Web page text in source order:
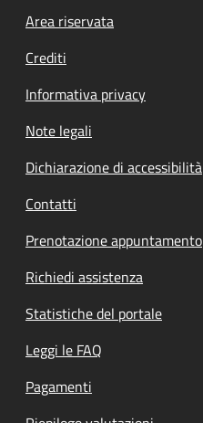
Footer menu
Area riservata
Crediti
Informativa privacy
Note legali
Dichiarazione di accessibilità
Contatti
Prenotazione appuntamento
Richiedi assistenza
Statistiche del portale
Leggi le FAQ
Pagamenti